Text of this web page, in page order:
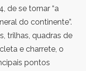
de se tornar “a
do continente”.
trilhas, quadras de
e charrete, o
pontos